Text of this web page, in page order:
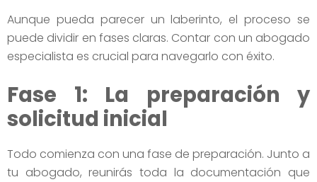
Aunque pueda parecer un laberinto, el proceso se
puede dividir en fases claras. Contar con un abogado
especialista es crucial para navegarlo con éxito.
Fase 1: La preparación y
solicitud inicial
Todo comienza con una fase de preparación. Junto a
tu abogado, reunirás toda la documentación que